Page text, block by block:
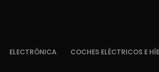
ELECTRÓNICA
COCHES ELÉCTRICOS E